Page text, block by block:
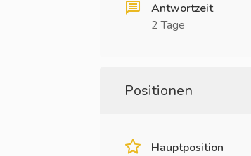
Antwortzeit
2 Tage
Positionen
Hauptposition